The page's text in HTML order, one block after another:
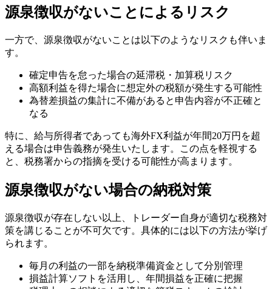
源泉徴収がないことによるリスク
一方で、源泉徴収がないことは以下のようなリスクも伴いま
す。
確定申告を怠った場合の延滞税・加算税リスク
高額利益を得た場合に想定外の税額が発生する可能性
為替差損益の集計に不備があると申告内容が不正確と
なる
特に、給与所得者であっても海外FX利益が年間20万円を超
える場合は申告義務が発生いたします。この点を軽視する
と、税務署からの指摘を受ける可能性が高まります。
源泉徴収がない場合の納税対策
源泉徴収が存在しない以上、トレーダー自身が適切な税務対
策を講じることが不可欠です。具体的には以下の方法が挙げ
られます。
毎月の利益の一部を納税準備資金として分別管理
損益計算ソフトを活用し、年間損益を正確に把握